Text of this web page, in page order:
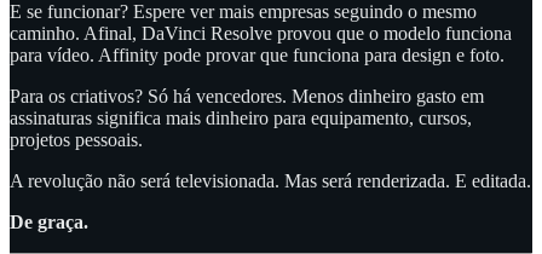
E se funcionar? Espere ver mais empresas seguindo o mesmo
caminho. Afinal, DaVinci Resolve provou que o modelo funciona
para vídeo. Affinity pode provar que funciona para design e foto.
Para os criativos? Só há vencedores. Menos dinheiro gasto em
assinaturas significa mais dinheiro para equipamento, cursos,
projetos pessoais.
A revolução não será televisionada. Mas será renderizada. E editada.
De graça.